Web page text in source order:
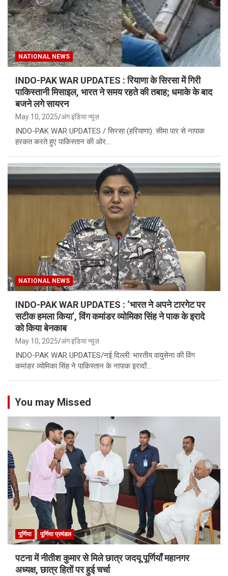
NATIONAL NEWS
INDO-PAK WAR UPDATES : रियाणा के सिरसा में गिरी
पाकिस्तानी मिसाइल, भारत ने समय रहते की तबाह; धमाके के बाद
बजने लगे सायरन
May 10, 2025 अंग इंडिया न्यूज़
INDO-PAK WAR UPDATES / सिरसा (हरियाणा): सीमा पार से नापाक
हरकत करते हुए पाकिस्तान की ओर…
NATIONAL NEWS
INDO-PAK WAR UPDATES : ‘भारत ने अपने टारगेट पर
सटीक हमला किया’, विंग कमांडर व्योमिका सिंह ने पाक के इरादे
को किया बेनकाब
May 10, 2025 अंग इंडिया न्यूज़
INDO-PAK WAR UPDATES/नई दिल्ली: भारतीय वायुसेना की विंग
कमांडर व्योमिका सिंह ने पाकिस्तान के नापाक इरादों…
You may Missed
पूर्णिया पूर्णिया प्रमंडल
पटना में नीतीश कुमार से मिले छात्र जदयू पूर्णियाँ महानगर
अध्यक्ष, छात्र हितों पर हुई चर्चा